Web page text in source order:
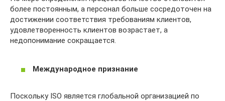
более постоянным, а персонал больше сосредоточен на
достижении соответствия требованиям клиентов,
удовлетворенность клиентов возрастает, а
недопонимание сокращается.
Международное признание
Поскольку ISO является глобальной организацией по